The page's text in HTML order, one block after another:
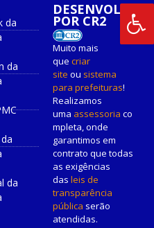
da
da
da
DESENVOLVIDO
POR CR2
Muito mais
que criar
site ou sistema
para prefeituras!
Realizamos
uma assessoria co
mpleta, onde
garantimos em
contrato que todas
as exigências
das leis de
transparência
pública serão
atendidas.